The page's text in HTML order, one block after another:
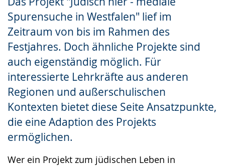
Spurensuche in Westfalen" lief im
Zeitraum von bis im Rahmen des
Festjahres. Doch ähnliche Projekte sind
auch eigenständig möglich. Für
interessierte Lehrkräfte aus anderen
Regionen und außerschulischen
Kontexten bietet diese Seite Ansatzpunkte,
die eine Adaption des Projekts
ermöglichen.
Wer ein Projekt zum jüdischen Leben in
wechseln.
Deutscher
Gebärdensprache
wird
angezeigt.